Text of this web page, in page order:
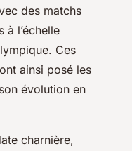
des matchs
l’échelle
Ces
ainsi posé les
évolution en
charnière,